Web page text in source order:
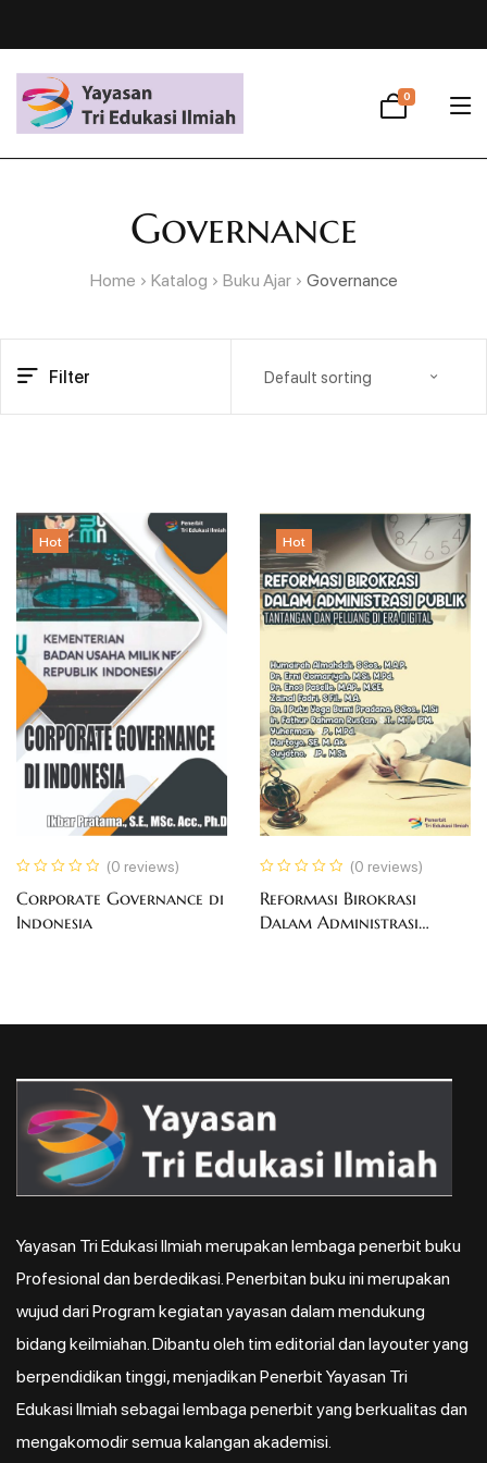
0
Governance
Home Katalog Buku Ajar Governance
Filter Default sorting
Hot
(0 reviews)
Corporate Governance di
Indonesia
Hot
(0 reviews)
Reformasi Birokrasi
Dalam Administrasi
Yayasan Tri Edukasi Ilmiah merupakan lembaga penerbit buku
Profesional dan berdedikasi. Penerbitan buku ini merupakan
wujud dari Program kegiatan yayasan dalam mendukung
bidang keilmiahan. Dibantu oleh tim editorial dan layouter yang
berpendidikan tinggi, menjadikan Penerbit Yayasan Tri
Edukasi Ilmiah sebagai lembaga penerbit yang berkualitas dan
mengakomodir semua kalangan akademisi.